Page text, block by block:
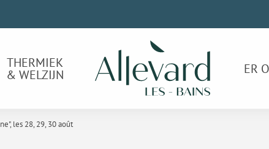
THERMIEK
& WELZIJN ER
les 28, 29, 30 août